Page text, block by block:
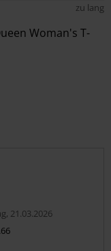
zu lang
Woman's T-
21.03.2026